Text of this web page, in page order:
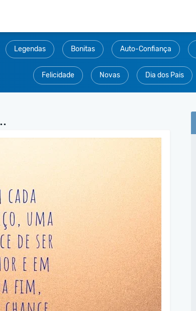
Legendas Bonitas Auto-Confiança
Felicidade Novas Dia dos Pais